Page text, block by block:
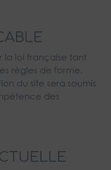
la loi française tant
règles de forme.
du site sera soumis
des